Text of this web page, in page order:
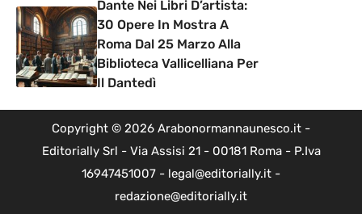
Dante Nei Libri D’artista:
30 Opere In Mostra A
Roma Dal 25 Marzo Alla
Biblioteca Vallicelliana Per
Il Dantedì
Copyright © 2026 Arabonormannaunesco.it -
Editorially Srl - Via Assisi 21 - 00181 Roma - P.Iva
16947451007 - legal@editorially.it -
redazione@editorially.it